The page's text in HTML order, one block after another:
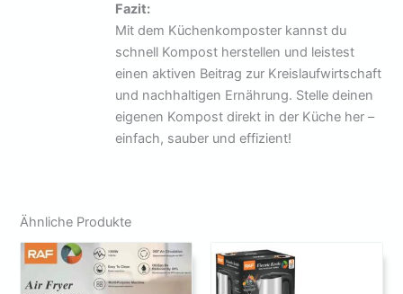
Fazit:
Mit dem Küchenkomposter kannst du
schnell Kompost herstellen und leistest
einen aktiven Beitrag zur Kreislaufwirtschaft
und nachhaltigen Ernährung. Stelle deinen
eigenen Kompost direkt in der Küche her –
einfach, sauber und effizient!
Ähnliche Produkte